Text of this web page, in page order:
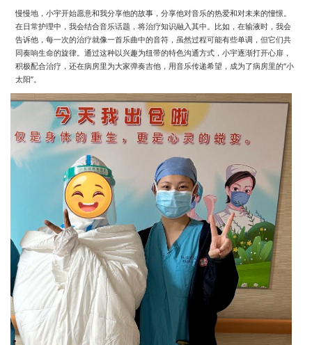
慢慢地，小宇开始愿意和我分享他的故事，分享他对音乐的热爱和对未来的憧憬。
在日常护理中，我会结合音乐话题，将治疗知识融入其中。比如，在输液时，我会
告诉他，每一次的治疗就像一首乐曲中的音符，虽然过程可能有些单调，但它们共
同奏响生命的旋律。通过这种以兴趣为纽带的特色沟通方式，小宇逐渐打开心扉，
积极配合治疗，还在病房里为大家弹奏吉他，用音乐传递希望，成为了病房里的“小
太阳”。